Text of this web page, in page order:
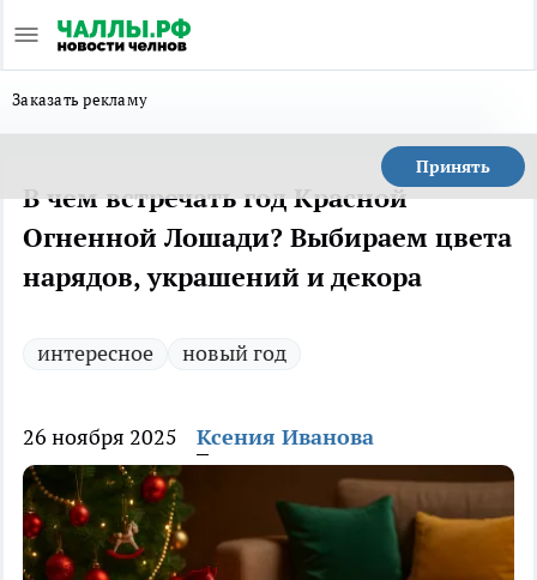
Заказать рекламу
Принять
В чем встречать год Красной
Огненной Лошади? Выбираем цвета
нарядов, украшений и декора
интересное новый год
26 ноября 2025 Ксения Иванова